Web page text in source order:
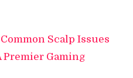
Scalp Issues
Premier Gaming